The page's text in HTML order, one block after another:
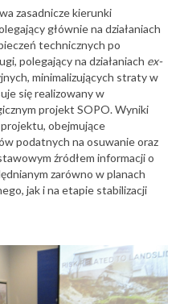
zasadnicze kierunki
głównie na działaniach
technicznych po
polegający na działaniach ex-
minimalizujących straty w
się realizowany w
projekt SOPO. Wyniki
obejmujące
podatnych na osuwanie oraz
źródłem informacji o
zarówno w planach
jak i na etapie stabilizacji